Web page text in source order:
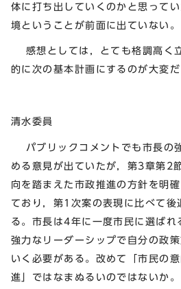
体に打ち出していくのかと思って
境ということが前面に出ていない。
感想としては，とても格調高く
的に次の基本計画にするのが大変だ
清水委員
パブリックコメントでも市長の
める意見が出ていたが，第3章第2
向を踏まえた市政推進の方針を明
ており，第1次案の表現に比べて後
る。市長は4年に一度市民に選ばれ
強力なリーダーシップで自分の政
いく必要がある。改めて「市民の
進」ではなまぬるいのではないか。